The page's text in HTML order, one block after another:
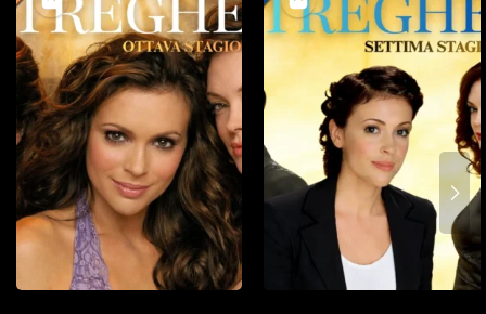
recitazione.
Ottava stagione
completa
2006
Aggiungi alla mia